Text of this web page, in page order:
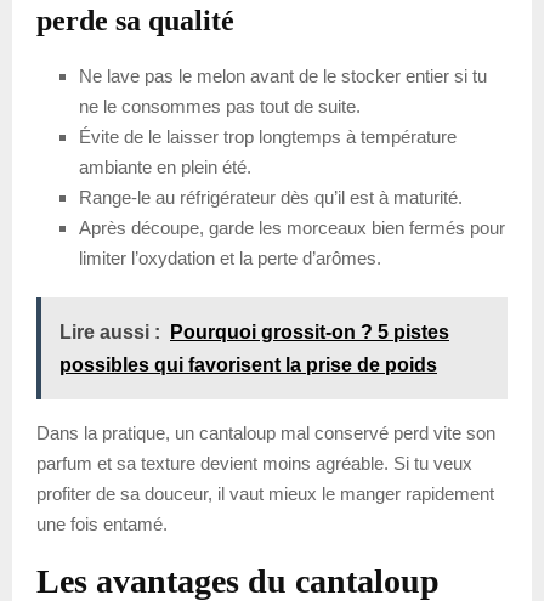
perde sa qualité
Ne lave pas le melon avant de le stocker entier si tu
ne le consommes pas tout de suite.
Évite de le laisser trop longtemps à température
ambiante en plein été.
Range-le au réfrigérateur dès qu’il est à maturité.
Après découpe, garde les morceaux bien fermés pour
limiter l’oxydation et la perte d’arômes.
Lire aussi :
Pourquoi grossit-on ? 5 pistes
possibles qui favorisent la prise de poids
Dans la pratique, un cantaloup mal conservé perd vite son
parfum et sa texture devient moins agréable. Si tu veux
profiter de sa douceur, il vaut mieux le manger rapidement
une fois entamé.
Les avantages du cantaloup